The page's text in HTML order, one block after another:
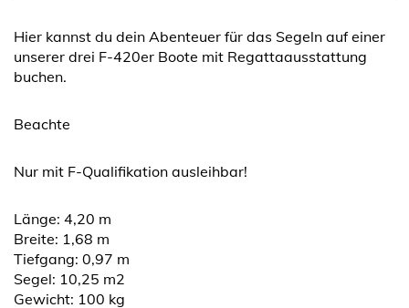
Hier kannst du dein Abenteuer für das Segeln auf einer
unserer drei F-420er Boote mit Regattaausstattung
buchen.
Beachte
Nur mit F-Qualifikation ausleihbar!
Länge: 4,20 m
Breite: 1,68 m
Tiefgang: 0,97 m
Segel: 10,25 m2
Gewicht: 100 kg